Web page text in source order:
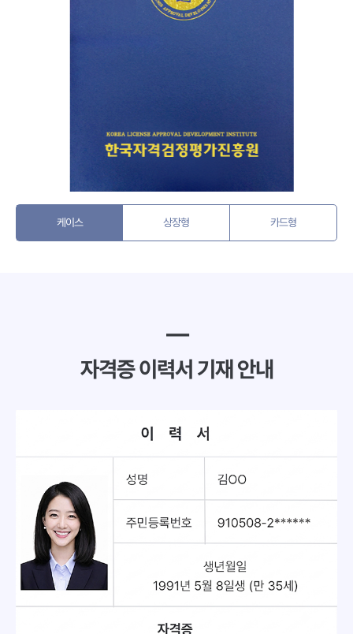
케이스 상장형 카드형
━
자격증 이력서 기재 안내